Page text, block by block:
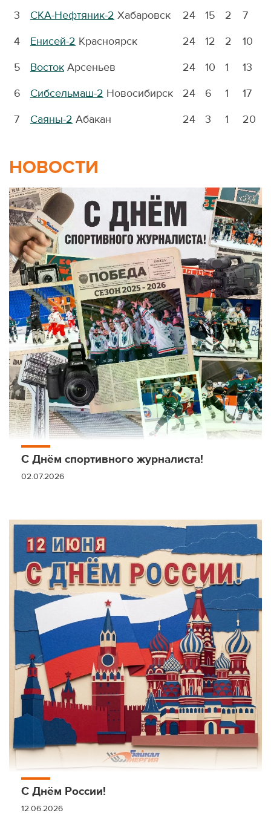
3
СКА-Нефтяник-2 Хабаровск 24 15 2 7
4
Енисей-2 Красноярск 24 12 2 10
5
Восток Арсеньев 24 10 1 13
6
Сибсельмаш-2 Новосибирск 24 6 1 17
7
Саяны-2 Абакан 24 3 1 20
НОВОСТИ
С Днём спортивного журналиста!
02.07.2026
С Днём России!
12.06.2026